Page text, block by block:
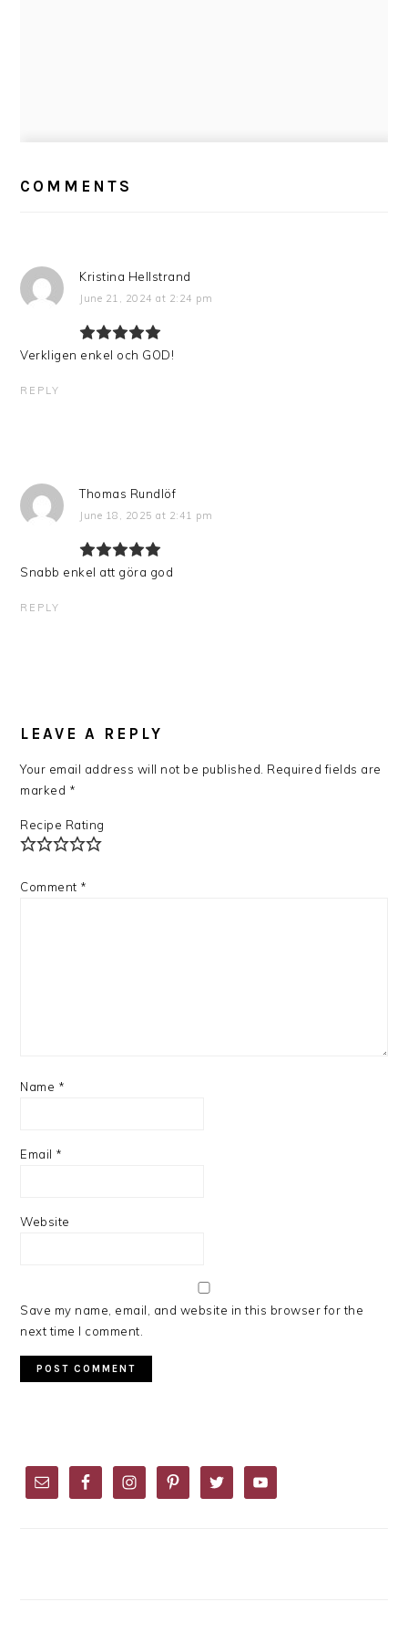
INTERACTIONS
COMMENTS
Kristina Hellstrand
June 21, 2024 at 2:24 pm
Verkligen enkel och GOD!
REPLY
Thomas Rundlöf
June 18, 2025 at 2:41 pm
Snabb enkel att göra god
REPLY
LEAVE A REPLY
Your email address will not be published. Required fields are
marked *
Recipe Rating
Comment *
Name *
Email *
Website
Save my name, email, and website in this browser for the
next time I comment.
SIDEBAR